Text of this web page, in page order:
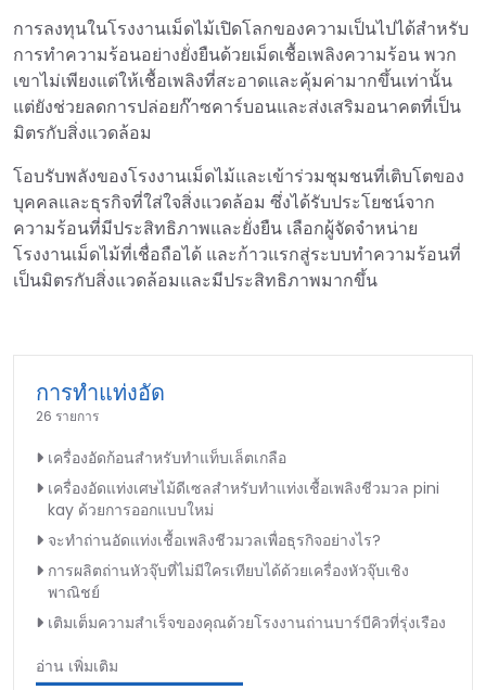
การลงทุนในโรงงานเม็ดไม้เปิดโลกของความเป็นไปได้สำหรับ
การทำความร้อนอย่างยั่งยืนด้วยเม็ดเชื้อเพลิงความร้อน พวก
เขาไม่เพียงแต่ให้เชื้อเพลิงที่สะอาดและคุ้มค่ามากขึ้นเท่านั้น
แต่ยังช่วยลดการปล่อยก๊าซคาร์บอนและส่งเสริมอนาคตที่เป็น
มิตรกับสิ่งแวดล้อม
โอบรับพลังของโรงงานเม็ดไม้และเข้าร่วมชุมชนที่เติบโตของ
บุคคลและธุรกิจที่ใส่ใจสิ่งแวดล้อม ซึ่งได้รับประโยชน์จาก
ความร้อนที่มีประสิทธิภาพและยั่งยืน เลือกผู้จัดจำหน่าย
โรงงานเม็ดไม้ที่เชื่อถือได้ และก้าวแรกสู่ระบบทำความร้อนที่
เป็นมิตรกับสิ่งแวดล้อมและมีประสิทธิภาพมากขึ้น
การทำแท่งอัด
26 รายการ
เครื่องอัดก้อนสำหรับทำแท็บเล็ตเกลือ
เครื่องอัดแท่งเศษไม้ดีเซลสำหรับทำแท่งเชื้อเพลิงชีวมวล pini
kay ด้วยการออกแบบใหม่
จะทำถ่านอัดแท่งเชื้อเพลิงชีวมวลเพื่อธุรกิจอย่างไร?
การผลิตถ่านหัวจุ๊บที่ไม่มีใครเทียบได้ด้วยเครื่องหัวจุ๊บเชิง
พาณิชย์
เติมเต็มความสำเร็จของคุณด้วยโรงงานถ่านบาร์บีคิวที่รุ่งเรือง
อ่าน เพิ่มเติม